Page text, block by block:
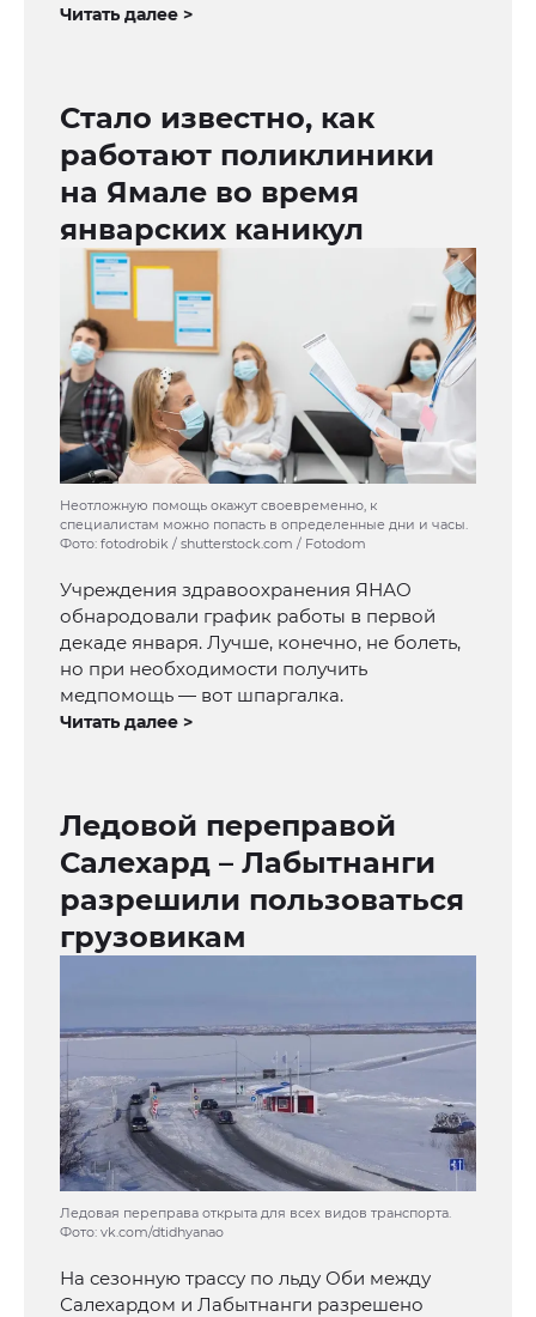
Читать далее >
Стало известно, как
работают поликлиники
на Ямале во время
январских каникул
Неотложную помощь окажут своевременно, к
специалистам можно попасть в определенные дни и часы.
Фото: fotodrobik / shutterstock.com / Fotodom
Учреждения здравоохранения ЯНАО
обнародовали график работы в первой
декаде января. Лучше, конечно, не болеть,
но при необходимости получить
медпомощь — вот шпаргалка.
Читать далее >
Ледовой переправой
Салехард – Лабытнанги
разрешили пользоваться
грузовикам
Ледовая переправа открыта для всех видов транспорта.
Фото: vk.com/dtidhyanao
На сезонную трассу по льду Оби между
Салехардом и Лабытнанги разрешено